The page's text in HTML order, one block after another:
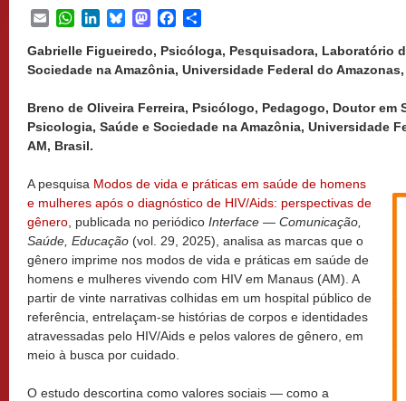
EmailWhatsApp
LinkedInBlueskyMastodonFacebook
Gabrielle Figueiredo, Psicóloga, Pesquisadora, Laboratório
Sociedade na Amazônia, Universidade Federal do
Breno de Oliveira Ferreira, Psicólogo, Pedagogo, Doutor em
Psicologia, Saúde e Sociedade na Amazônia, Universidade
AM, Brasil.
A pesquisa Modos de vida e práticas em saúde de homens
e mulheres após o diagnóstico de HIV/Aids: perspectivas de
gênero , publicada no periódico Interface — Comunicação,
Saúde, Educação (vol. 29, 2025), analisa as marcas que o
gênero imprime nos modos de vida e práticas em saúde de
homens e mulheres vivendo com HIV em Manaus (AM). A
partir de vinte narrativas colhidas em um hospital público de
referência, entrelaçam-se histórias de corpos e identidades
atravessadas pelo HIV/Aids e pelos valores de gênero, em
meio à busca por cuidado.
O estudo descortina como valores sociais — como a